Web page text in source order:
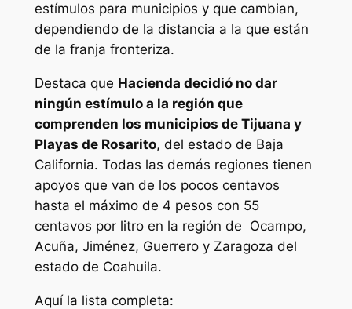
estímulos para municipios y que cambian,
dependiendo de la distancia a la que están
de la franja fronteriza.
Destaca que Hacienda decidió no dar
ningún estímulo a la región que
comprenden los municipios de Tijuana y
Playas de Rosarito, del estado de Baja
California. Todas las demás regiones tienen
apoyos que van de los pocos centavos
hasta el máximo de 4 pesos con 55
centavos por litro en la región de Ocampo,
Acuña, Jiménez, Guerrero y Zaragoza del
estado de Coahuila.
Aquí la lista completa: